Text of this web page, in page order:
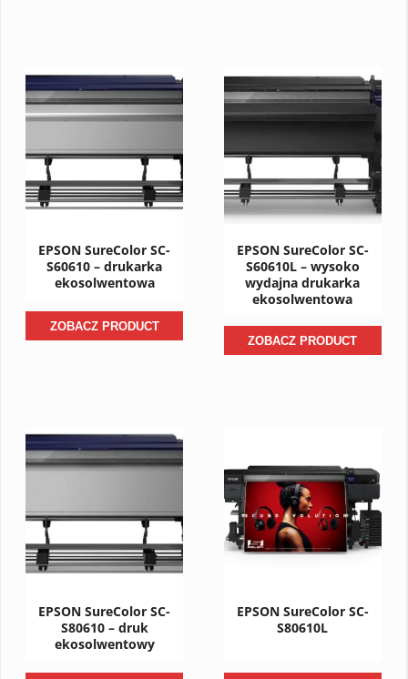
EPSON SureColor SC-
S60610 – drukarka
ekosolwentowa
ZOBACZ PRODUCT
EPSON SureColor SC-
S60610L – wysoko
wydajna drukarka
ekosolwentowa
ZOBACZ PRODUCT
EPSON SureColor SC-
S80610 – druk
ekosolwentowy
EPSON SureColor SC-
S80610L